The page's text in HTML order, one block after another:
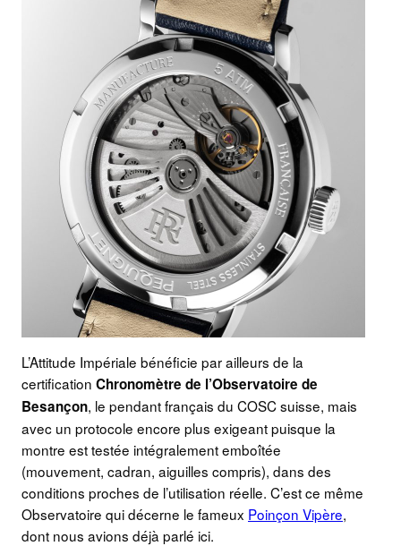
L’Attitude Impériale bénéficie par ailleurs de la
certification Chronomètre de l’Observatoire de
Besançon, le pendant français du COSC suisse, mais
avec un protocole encore plus exigeant puisque la
montre est testée intégralement emboîtée
(mouvement, cadran, aiguilles compris), dans des
conditions proches de l’utilisation réelle. C’est ce même
Observatoire qui décerne le fameux Poinçon Vipère,
dont nous avions déjà parlé ici.